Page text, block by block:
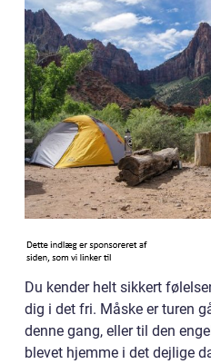
Du kender helt sikkert
dig i det fri. Måske er turen
denne gang, eller til den
blevet hjemme i det dejlige